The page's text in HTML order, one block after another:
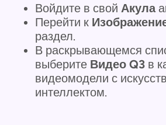
Войдите в свой Акула
Перейти к
раздел.
В раскрывающемся
выберите Видео Q3 в
видеомодели с
интеллектом.